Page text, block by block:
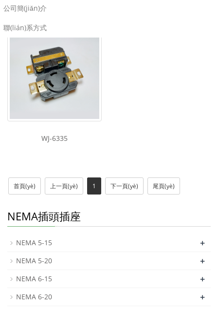
公司簡(jiǎn)介
聯(lián)系方式
WJ-9335
WJ-6335
首頁(yè) 上一頁(yè) 1 下一頁(yè) 尾頁(yè)
NEMA插頭插座
NEMA 5-15 +
NEMA 5-20 +
NEMA 6-15 +
NEMA 6-20 +